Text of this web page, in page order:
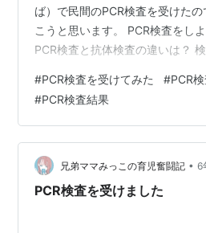
ば）で民間のPCR検査を受けた
こうと思います。 PCR検査をし
PCR検査と抗体検査の違いは？
ター ・東亜産業 新型コロナPCR
PCR検査センター さいごに PCR
っかけ 同僚の近親者が新型コロ
ことです。 本人が陽性検査を待
て何も対応をしないという決定を
分で守らなけれ…
#PCR検査を受けてみた #PCR
#PCR検査結果
兄弟ママみっこの育児奮闘記 • 6
PCR検査を受けました